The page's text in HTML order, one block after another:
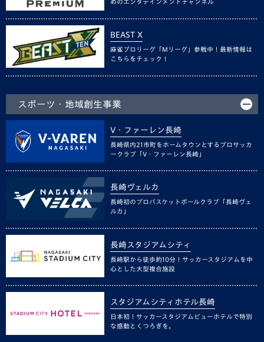
めのエンタテインメントチャンネル
BEAST X
麻雀プロリーグ「Mリーグ」参戦中！最新情報は
こちらをチェック！
スポーツ・地域創生事業
V・ファーレン長崎
長崎県内21市町をホームタウンとするプロサッカ
ークラブ「V・ファーレン長崎」
長崎ヴェルカ
長崎初のプロバスケットボールクラブ「長崎ヴェ
ルカ」
長崎スタジアムシティ
長崎駅から徒歩約10分！サッカースタジアムを中
心とした大型複合施設
スタジアムシティホテル長崎
日本初！サッカースタジアムビューホテルで特別
な感動とくつろぎを。